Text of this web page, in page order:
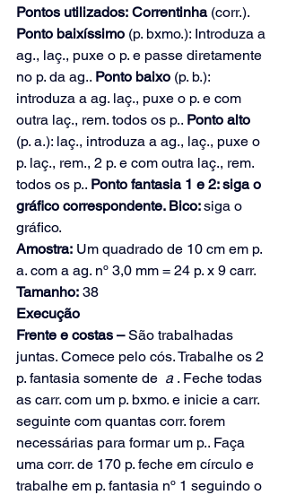
Pontos utilizados: Correntinha (corr.).
Ponto baixíssimo (p. bxmo.): Introduza a
ag., laç., puxe o p. e passe diretamente
no p. da ag.. Ponto baixo (p. b.):
introduza a ag. laç., puxe o p. e com
outra laç., rem. todos os p.. Ponto alto
(p. a.): laç., introduza a ag., laç., puxe o
p. laç., rem., 2 p. e com outra laç., rem.
todos os p.. Ponto fantasia 1 e 2: siga o
gráfico correspondente. Bico: siga o
gráfico.
Amostra: Um quadrado de 10 cm em p.
a. com a ag. nº 3,0 mm = 24 p. x 9 carr.
Tamanho: 38
Execução
Frente e costas – São trabalhadas
juntas. Comece pelo cós. Trabalhe os 2
p. fantasia somente de a . Feche todas
as carr. com um p. bxmo. e inicie a carr.
seguinte com quantas corr. forem
necessárias para formar um p.. Faça
uma corr. de 170 p. feche em círculo e
trabalhe em p. fantasia nº 1 seguindo o